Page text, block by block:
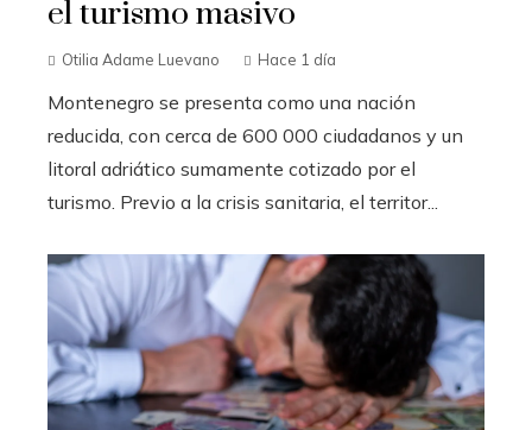
el turismo masivo
Otilia Adame Luevano Hace 1 día
Montenegro se presenta como una nación
reducida, con cerca de 600 000 ciudadanos y un
litoral adriático sumamente cotizado por el
turismo. Previo a la crisis sanitaria, el territor...